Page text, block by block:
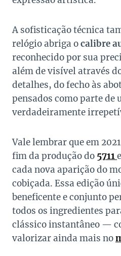
A sofisticação técnica
relógio abriga ocalibre
reconhecido por sua
além de visível através
detalhes, do fecho às
pensados como parte de
verdadeiramente
Vale lembrar que em
fim da produção do 5711
cada nova aparição do
cobiçada. Essa edição
beneficente e conjunto
todos os ingredientes
clássico instantâneo —
valorizar ainda mais no